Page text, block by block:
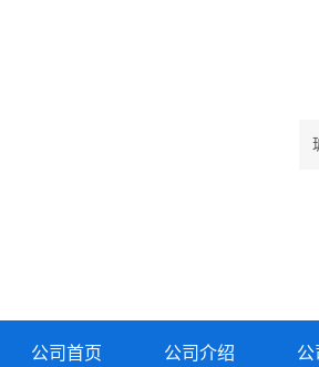
公司首页 公司介绍 公